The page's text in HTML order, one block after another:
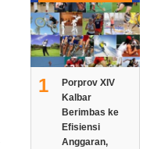
1
Porprov XIV
Kalbar
Berimbas ke
Efisiensi
Anggaran,